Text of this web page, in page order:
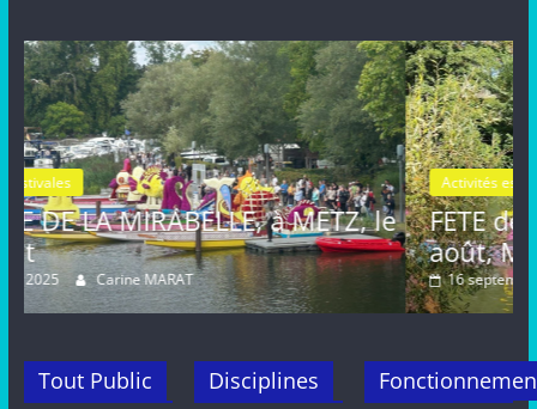
le
Activités estivales Actualités
FETE de la MIRABELLE, dimanche
août, METZ
16 septembre 2024 Carine MARAT
Tout Public Disciplines